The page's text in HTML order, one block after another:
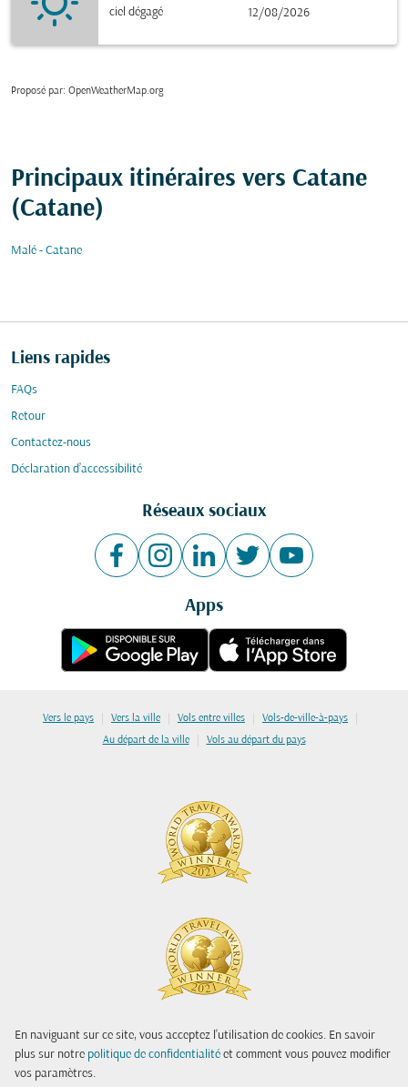
En naviguant sur ce site, vous acceptez l'utilisation de cookies. En savoir
plus sur notre politique de confidentialité et comment vous pouvez modifier
vos paramètres.
ciel dégagé
12/08/2026
Proposé par: OpenWeatherMap.org
Principaux itinéraires vers Catane
(Catane)
Malé - Catane
Liens rapides
FAQs
Retour
Contactez-nous
Déclaration d’accessibilité
Réseaux sociaux
Apps
Vers le pays | Vers la ville | Vols entre villes | Vols-de-ville-à-pays |
Au départ de la ville | Vols au départ du pays